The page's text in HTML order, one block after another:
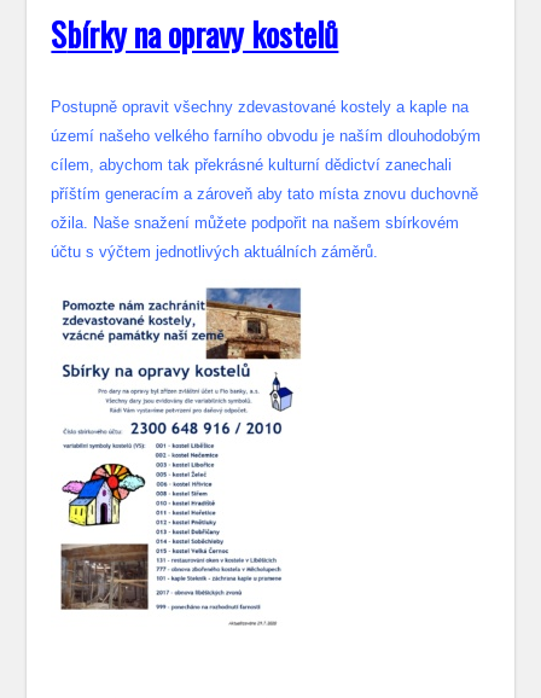
Sbírky na opravy kostelů
Postupně opravit všechny zdevastované kostely a kaple na
území našeho velkého farního obvodu je naším dlouhodobým
cílem, abychom tak překrásné kulturní dědictví zanechali
příštím generacím a zároveň aby tato místa znovu duchovně
ožila. Naše snažení můžete podpořit na našem sbírkovém
účtu s výčtem jednotlivých aktuálních záměrů.